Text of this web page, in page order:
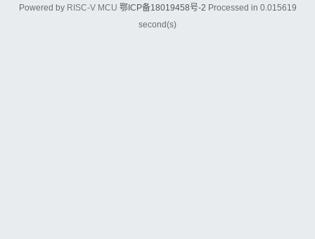
Powered by RISC-V MCU 鄂ICP备18019458号-2 Processed in 0.015619
second(s)